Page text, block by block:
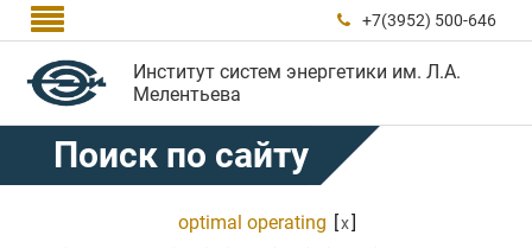
  +7(3952) 500-646
Институт систем энергетики им. Л.А.
Мелентьева
Поиск по сайту
optimal operating [x]